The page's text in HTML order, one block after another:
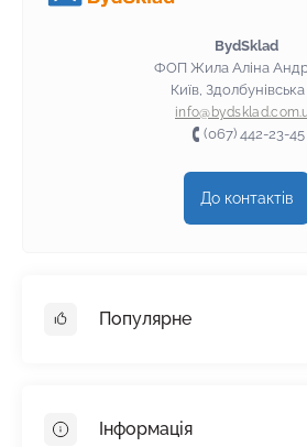
BydSklad
ФОП Жила Аліна
Київ,
(067) 442-23-45
До контактів
Популярне
Пінопласт
Інформація